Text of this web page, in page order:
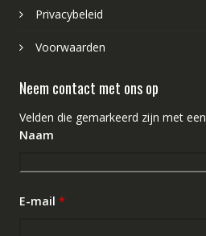
Privacybeleid
Voorwaarden
Neem contact met ons op
Velden die gemarkeerd zijn met een
Naam
E-mail *